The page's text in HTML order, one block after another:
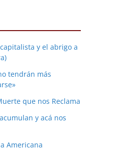
y el abrigo a
tendrán más
que nos Reclama
y acá nos
Americana